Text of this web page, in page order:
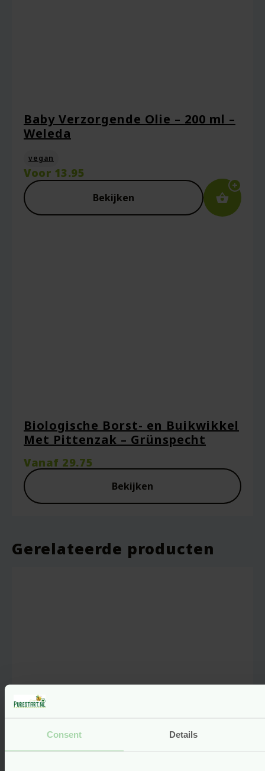
Consent Details
Baby Verzorgende Olie – 200 ml –
Weleda
vegan
Voor 13.95
Bekijken
Biologische Borst- en Buikwikkel
Met Pittenzak – Grünspecht
Vanaf 29.75
Bekijken
Gerelateerde producten